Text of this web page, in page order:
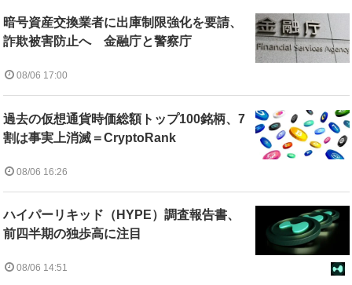
暗号資産交換業者に出庫制限強化を要請、
詐欺被害防止へ 金融庁と警察庁
08/06 17:00
過去の仮想通貨時価総額トップ100銘柄、7
割は事実上消滅＝CryptoRank
08/06 16:26
ハイパーリキッド（HYPE）調査報告書、
前四半期の独歩高に注目
08/06 14:51